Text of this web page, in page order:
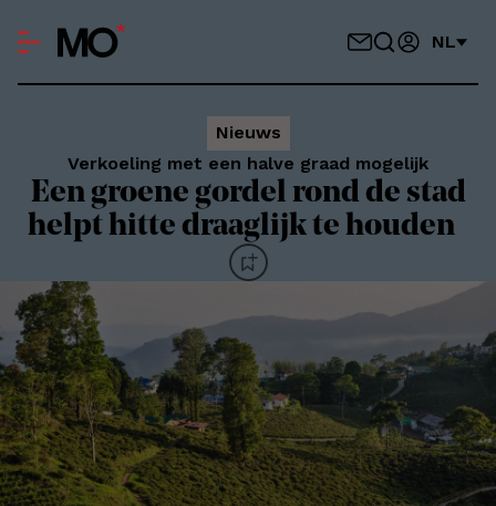
NL
Nieuws
Verkoeling met een halve graad mogelijk
Een groene gordel rond de stad
helpt hitte draaglijk te houden